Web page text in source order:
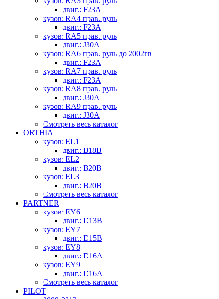
двиг.: F23A
кузов: RA4 прав. руль
двиг.: F23A
кузов: RA5 прав. руль
двиг.: J30A
кузов: RA6 прав. руль до 2002гв
двиг.: F23A
кузов: RA7 прав. руль
двиг.: F23A
кузов: RA8 прав. руль
двиг.: J30A
кузов: RA9 прав. руль
двиг.: J30A
Смотреть весь каталог
ORTHIA
кузов: EL1
двиг.: B18B
кузов: EL2
двиг.: B20B
кузов: EL3
двиг.: B20B
Смотреть весь каталог
PARTNER
кузов: EY6
двиг.: D13B
кузов: EY7
двиг.: D15B
кузов: EY8
двиг.: D16A
кузов: EY9
двиг.: D16A
Смотреть весь каталог
PILOT